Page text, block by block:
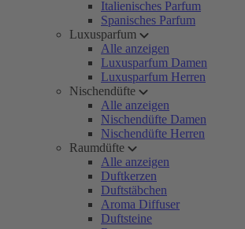
Italienisches Parfum
Spanisches Parfum
Luxusparfum
Alle anzeigen
Luxusparfum Damen
Luxusparfum Herren
Nischendüfte
Alle anzeigen
Nischendüfte Damen
Nischendüfte Herren
Raumdüfte
Alle anzeigen
Duftkerzen
Duftstäbchen
Aroma Diffuser
Duftsteine